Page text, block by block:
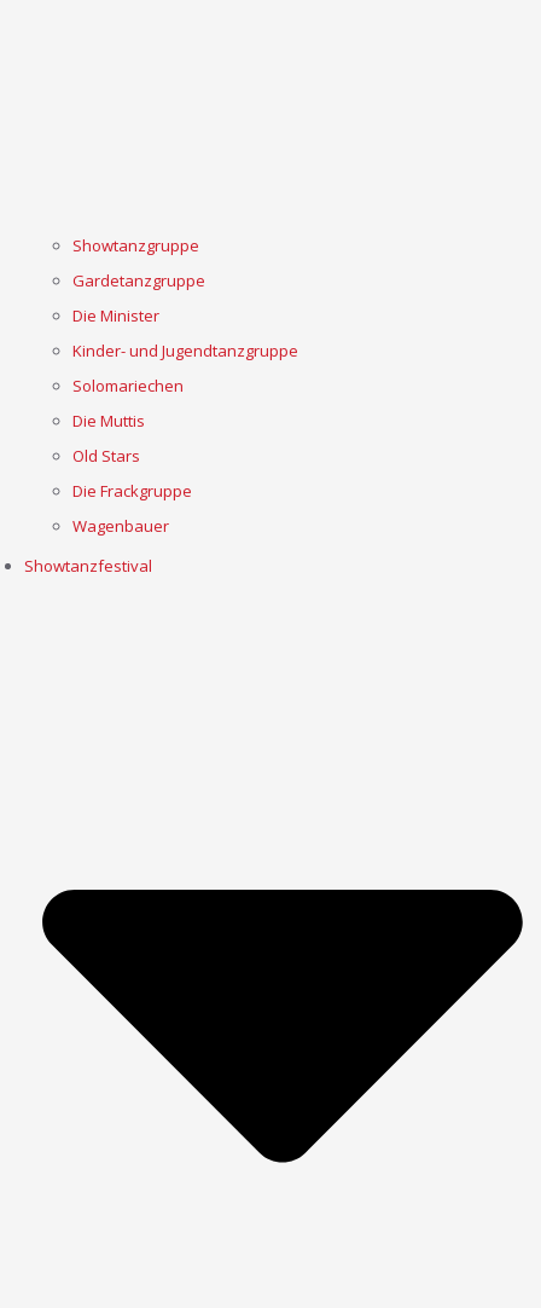
Showtanzgruppe
Gardetanzgruppe
Die Minister
Kinder- und Jugendtanzgruppe
Solomariechen
Die Muttis
Old Stars
Die Frackgruppe
Wagenbauer
Showtanzfestival